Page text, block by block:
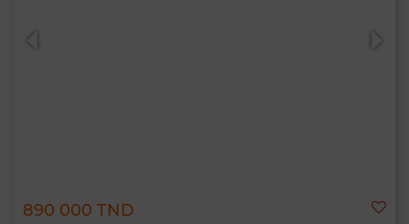
890 000 TND